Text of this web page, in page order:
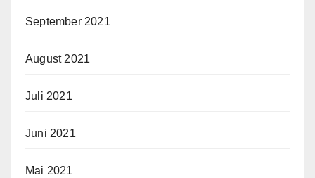
September 2021
August 2021
Juli 2021
Juni 2021
Mai 2021